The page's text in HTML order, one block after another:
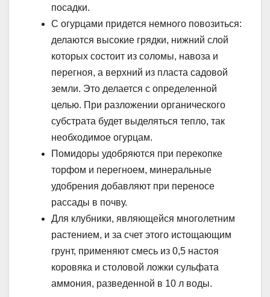
посадки.
С огурцами придется немного повозиться:
делаются высокие грядки, нижний слой
которых состоит из соломы, навоза и
перегноя, а верхний из пласта садовой
земли. Это делается с определенной
целью. При разложении органического
субстрата будет выделяться тепло, так
необходимое огурцам.
Помидоры удобряются при перекопке
торфом и перегноем, минеральные
удобрения добавляют при переносе
рассады в почву.
Для клубники, являющейся многолетним
растением, и за счет этого истощающим
грунт, применяют смесь из 0,5 настоя
коровяка и столовой ложки сульфата
аммония, разведенной в 10 л воды.